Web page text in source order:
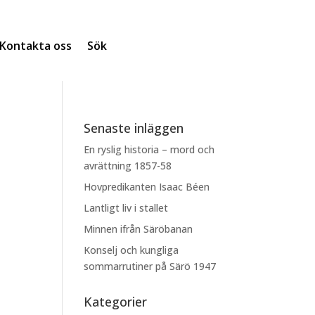
oss Sök
Senaste inläggen
En ryslig historia – mord och
avrättning 1857-58
Hovpredikanten Isaac Béen
Lantligt liv i stallet
Minnen ifrån Säröbanan
Konselj och kungliga
sommarrutiner på Särö 1947
Kategorier